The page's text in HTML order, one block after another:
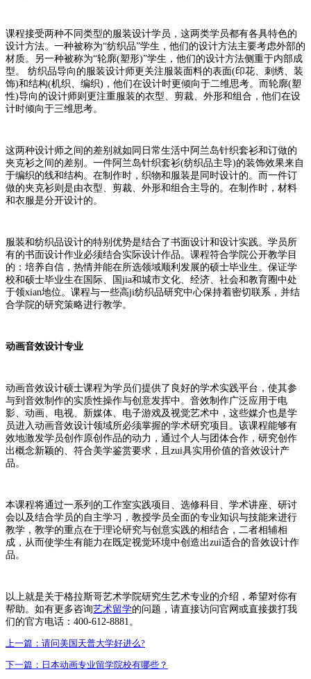
课程接受两种不同类型的服装设计学员，这两类学员都有各具特色的
设计方法。一种被称为“纺织品”学生，他们的设计方法主要考虑外部的
材质。另一种被称为“轮廓(塑形)”学生，他们的设计方法侧重于内部成
型。 纺织品导向的服装设计师更关注服装面料的表面(印花、刺绣、装
饰)和结构(机织、编织)，他们在设计时更倾向于二维思考。而轮廓(塑
性)导向的设计师则更注重服装的衣型、剪裁、外形和组合，他们在设
计时倾向于三维思考。
这两种设计师之间的差别就如同日常生活中阿兰岛针织套衫和订做的
夹克衫之间的差别。一件阿兰岛针织套衫(纺织品主导)的装饰效果来自
于编织的线和结构。在制作时，织物和服装是同时设计的。而一件订
做的夹克衫则是由衣型、剪裁、外形和组合主导的。在制作时，材料
和衣服是分开设计的。
服装和纺织品设计的特别优势是结合了书面设计和设计实践。学员所
有的书面设计作业必须结合实际设计作品。课程符合学院公开教学目
的：培养自信，热情并能在所选领域顺利发展的硕士毕业生。保证学
校和硕士毕业生在国际、国jia和城市文化、经济、社会和教育圈中处
于领xian地位。课程与一些高ji纺织品研究中心保持着密切联系，并结
合学院的研究策略进行教学。
动画音效设计专业
动画音效设计硕士课程为学员们提供了良好的学术实践平台，使其参
与到音效制作的实质性操作与创意发挥中。音效制作广泛应用于电
影、动画、电视、新媒体、电子游戏及视觉艺术中，这些媒介也是学
员进入动画音效设计领域所必须掌握的学术研究项目。该课程能够有
效地激发学员创作原创作品的动力，通过个人与团体合作，研究创作
出概念新颖的、符合美学鉴赏要求，且zui具实用价值的音效设计产
品。
本课程将通过一系列的工作室实践项目、选修科目、学术讲座、研讨
会以及结合学员的自主学习，教授学员全面的专业知识与技能来进行
教学，教学的重点在于理论研究与创意实践的相结合，二者相辅相
成，从而使学生有能力在既定视觉环境中创造出zui适合的音效设计作
品。
以上就是关于格拉斯哥艺术学院研究生艺术专业的介绍，希望对你有
帮助。如有更多咨询艺术留学的问题，请直接访问官网或直接拨打我
们的官方电话：400-612-8881。
上一篇： 请问美国天普大学好进么?
下一篇： 日本动画专业留学院校有哪些？